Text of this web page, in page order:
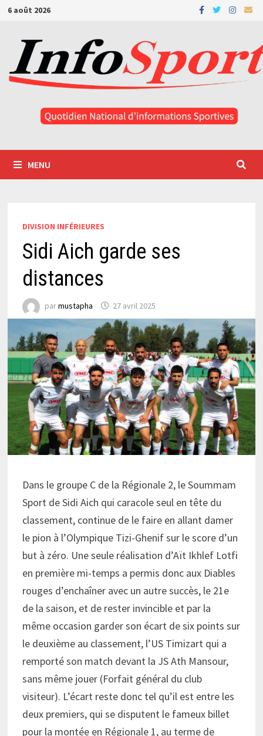
Passer
contenu
6 août 2026
MENU
DIVISION INFÉRIEURES
Sidi Aich garde ses
distances
parmustapha 27 avril 2025
Dans le groupe C de la Régionale 2, le Soummam
Sport de Sidi Aich qui caracole seul en tête du
classement, continue de le faire en allant damer
le pion à l’Olympique Tizi-Ghenif sur le score d’un
but à zéro. Une seule réalisation d’Aït Ikhlef Lotfi
en première mi-temps a permis donc aux Diables
rouges d’enchaîner avec un autre succès, le 21e
de la saison, et de rester invincible et par la
même occasion garder son écart de six points sur
le deuxième au classement, l’US Timizart qui a
remporté son match devant la JS Ath Mansour,
sans même jouer (Forfait général du club
visiteur). L’écart reste donc tel qu’il est entre les
deux premiers, qui se disputent le fameux billet
pour la montée en Régionale 1, au terme de